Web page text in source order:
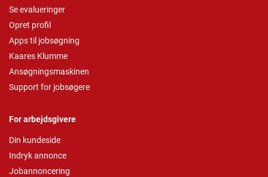
Se evalueringer
Opret profil
Apps til jobsøgning
Kaares Klumme
Ansøgningsmaskinen
Support for jobsøgere
For arbejdsgivere
Din kundeside
Indryk annonce
Jobannoncering